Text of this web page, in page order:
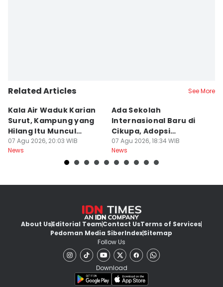
Related Articles See More
Kala Air Waduk Karian
Surut, Kampung yang
Hilang Itu Muncul
Kembali
07 Agu 2026, 20:03 WIB
News
Ada Sekolah
Internasional Baru di
Cikupa, Adopsi
Kurikulum Singapura
07 Agu 2026, 18:34 WIB
News
About UsEditorial TeamContact UsTerms of Services
Pedoman Media SiberIndexSitemap
Follow Us
Download